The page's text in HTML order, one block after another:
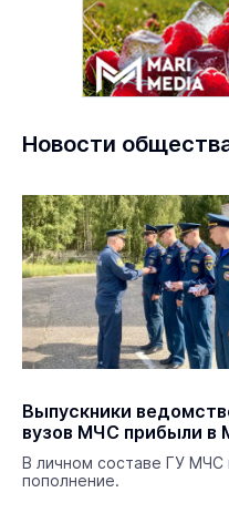
Новости
Выпускники
вузов МЧС прибыли в
В личном составе ГУ МЧС
пополнение.